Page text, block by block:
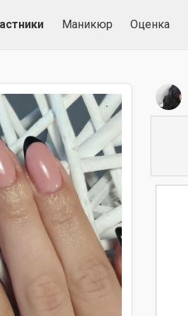
Маникюр Оценка